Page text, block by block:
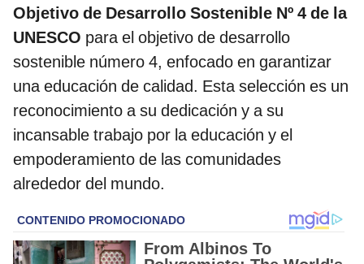
Objetivo de Desarrollo Sostenible Nº 4 de la
UNESCO para el objetivo de desarrollo
sostenible número 4, enfocado en garantizar
una educación de calidad. Esta selección es un
reconocimiento a su dedicación y a su
incansable trabajo por la educación y el
empoderamiento de las comunidades
alrededor del mundo.